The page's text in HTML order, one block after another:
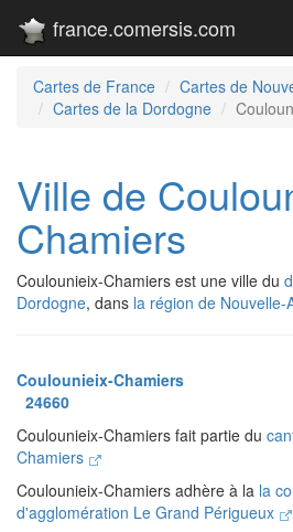
france.comersis.com
Cartes de France
Cartes de
Cartes de la Dordogne
Ville de
Chamiers
Coulounieix-Chamiers est une ville du
Dordogne, dans la région de Nouvelle-
Coulounieix-Chamiers
24660
Coulounieix-Chamiers fait partie du
Chamiers
Coulounieix-Chamiers adhère à la la
d'agglomération Le Grand Périgueux